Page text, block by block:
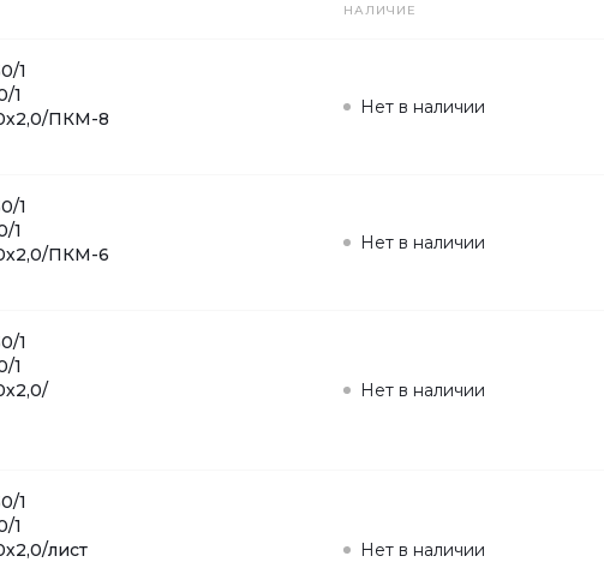
НАЛИЧИЕ
1
1
ПКМ-8
Нет в наличии
1
1
ПКМ-6
Нет в наличии
1
1
Нет в наличии
1
1
лист
Нет в наличии